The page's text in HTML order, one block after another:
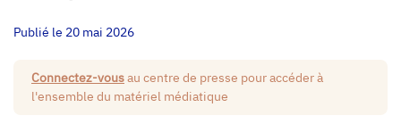
Publié le 20 mai 2026
Connectez-vousau centre de presse pour accéder à
l'ensemble du matériel médiatique